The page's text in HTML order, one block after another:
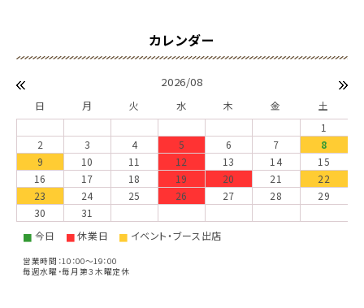
2026/08
日 月 火 水 木 金
土
1
2
3 4 5 6 7
8
9
10 11 12 13 14
15
16
17 18 19 20 21
22
23
24 25 26 27 28
29
30
31
■ 今日 ■休業日 ■ イベント・ブース出店
営業時間：10：00～19：00
毎週水曜・毎月第３木曜定休